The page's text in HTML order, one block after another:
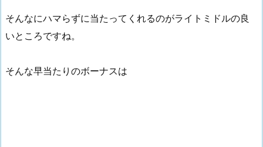
そんなにハマらずに当たってくれるのがライトミドルの良
いところですね。
そんな早当たりのボーナスは